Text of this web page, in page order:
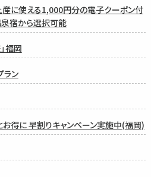
に使える1,000円分の電子クーポン付
宿から選択可能
福岡
ラン
得に 早割りキャンペーン実施中(福岡)